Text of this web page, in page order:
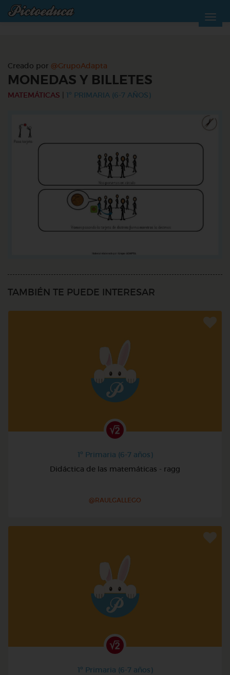
Creado por @GrupoAdapta
MONEDAS Y BILLETES
MATEMÁTICAS 1º PRIMARIA (6-7 AÑOS)
TAMBIÉN TE PUEDE INTERESAR
1º Primaria (6-7 años)
Didáctica de las matemáticas - ragg
@RAULGALLEGO
1º Primaria (6-7 años)